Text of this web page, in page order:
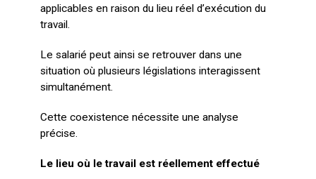
applicables en raison du lieu réel d’exécution du
travail.
Le salarié peut ainsi se retrouver dans une
situation où plusieurs législations interagissent
simultanément.
Cette coexistence nécessite une analyse
précise.
Le lieu où le travail est réellement effectué